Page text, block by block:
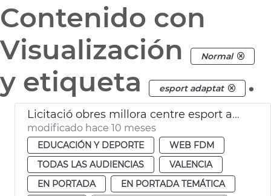
Contenido con
Visualización
Normal
y etiqueta esport adaptat .
Licitació obres millora centre esport adaptat i natació La Petxina València
modificado hace 10 meses
EDUCACIÓN Y DEPORTE
WEB FDM
TODAS LAS AUDIENCIAS
VALENCIA
EN PORTADA
EN PORTADA TEMÁTICA